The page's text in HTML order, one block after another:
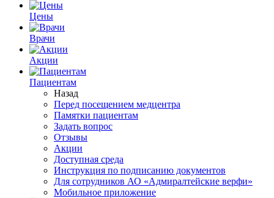
Цены
Врачи
Акции
Пациентам
Назад
Перед посещением медцентра
Памятки пациентам
Задать вопрос
Отзывы
Акции
Доступная среда
Инструкция по подписанию документов
Для сотрудников АО «Адмиралтейские верфи»
Мобильное приложение